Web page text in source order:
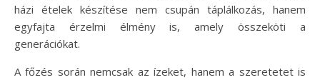
házi ételek készítése nem csupán táplálkozás, hanem
egyfajta érzelmi élmény is, amely összeköti a
generációkat.
A főzés során nemcsak az ízeket, hanem a szeretetet is